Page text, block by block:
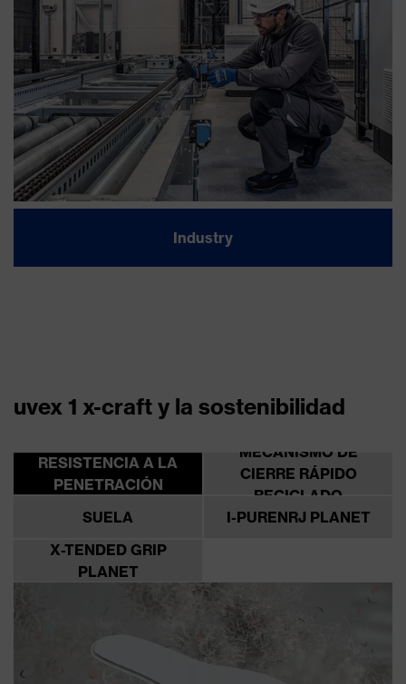
Industry
uvex 1 x-craft y la sostenibilidad
RESISTENCIA A LA
PENETRACIÓN
MECANISMO DE
CIERRE RÁPIDO
RECICLADO
SUELA
I-PURENRJ PLANET
X-TENDED GRIP
PLANET